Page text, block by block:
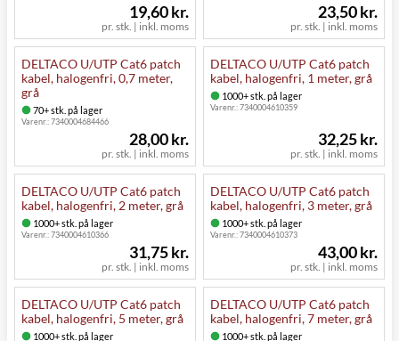
pr. stk. | inkl. moms
19,60 kr.
pr. stk. | inkl. moms
23,50 kr.
DELTACO U/UTP Cat6 patch
kabel, halogenfri, 0,7 meter,
grå
70+ stk. på lager
Varenr.:7340004684466
pr. stk. | inkl. moms
28,00 kr.
DELTACO U/UTP Cat6 patch
kabel, halogenfri, 1 meter, grå
1000+ stk. på lager
Varenr.:7340004610359
pr. stk. | inkl. moms
32,25 kr.
DELTACO U/UTP Cat6 patch
kabel, halogenfri, 2 meter, grå
1000+ stk. på lager
Varenr.:7340004610366
pr. stk. | inkl. moms
31,75 kr.
DELTACO U/UTP Cat6 patch
kabel, halogenfri, 3 meter, grå
1000+ stk. på lager
Varenr.:7340004610373
pr. stk. | inkl. moms
43,00 kr.
DELTACO U/UTP Cat6 patch
kabel, halogenfri, 5 meter, grå
1000+ stk. på lager
DELTACO U/UTP Cat6 patch
kabel, halogenfri, 7 meter, grå
1000+ stk. på lager